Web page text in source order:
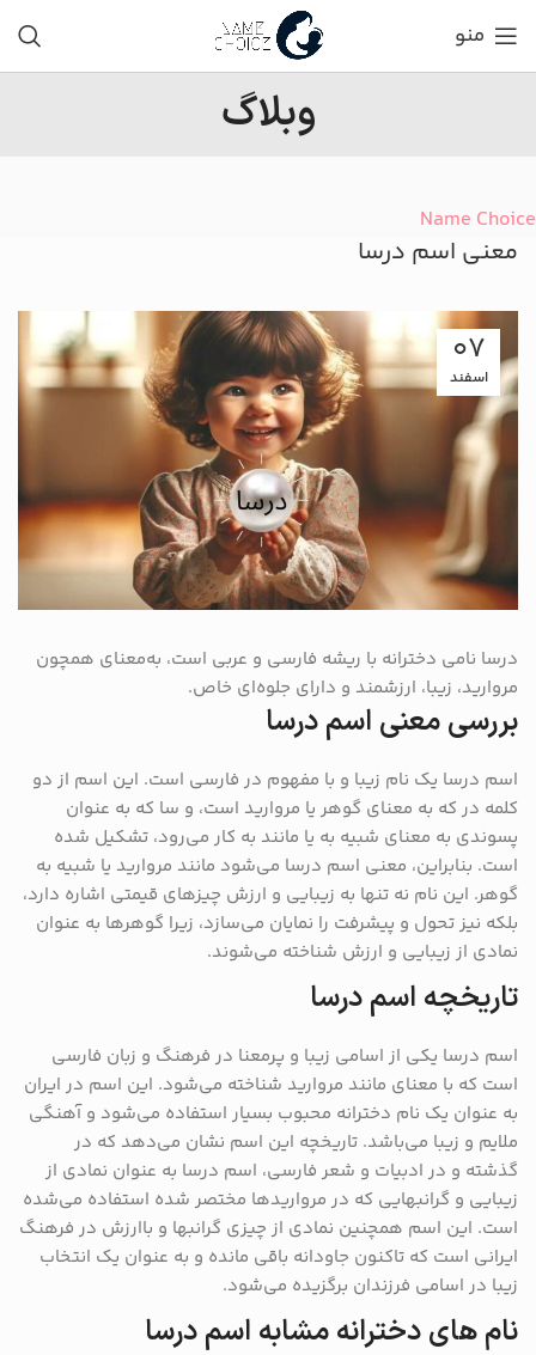
منو
وبلاگ
Name Choice
معنی اسم درسا
07
اسفند
درسا نامی دخترانه با ریشه فارسی و عربی است، به‌معنای همچون
مروارید، زیبا، ارزشمند و دارای جلوه‌ای خاص.
بررسی معنی اسم درسا
اسم درسا یک نام زیبا و با مفهوم در فارسی است. این اسم از دو
کلمه در که به معنای گوهر یا مروارید است، و سا که به عنوان
پسوندی به معنای شبیه به یا مانند به کار می‌رود، تشکیل شده
است. بنابراین، معنی اسم درسا می‌شود مانند مروارید یا شبیه به
گوهر. این نام نه تنها به زیبایی و ارزش چیزهای قیمتی اشاره دارد،
بلکه نیز تحول و پیشرفت را نمایان می‌سازد، زیرا گوهرها به عنوان
نمادی از زیبایی و ارزش شناخته می‌شوند.
تاریخچه اسم درسا
اسم درسا یکی از اسامی زیبا و پرمعنا در فرهنگ و زبان فارسی
است که با معنای مانند مروارید شناخته می‌شود. این اسم در ایران
به عنوان یک نام دخترانه محبوب بسیار استفاده می‌شود و آهنگی
ملایم و زیبا می‌باشد. تاریخچه این اسم نشان می‌دهد که در
گذشته و در ادبیات و شعر فارسی، اسم درسا به عنوان نمادی از
زیبایی و گرانبهایی که در مرواریدها مختصر شده استفاده می‌شده
است. این اسم همچنین نمادی از چیزی گرانبها و باارزش در فرهنگ
ایرانی است که تاکنون جاودانه باقی مانده و به عنوان یک انتخاب
زیبا در اسامی فرزندان برگزیده می‌شود.
نام های دخترانه مشابه اسم درسا